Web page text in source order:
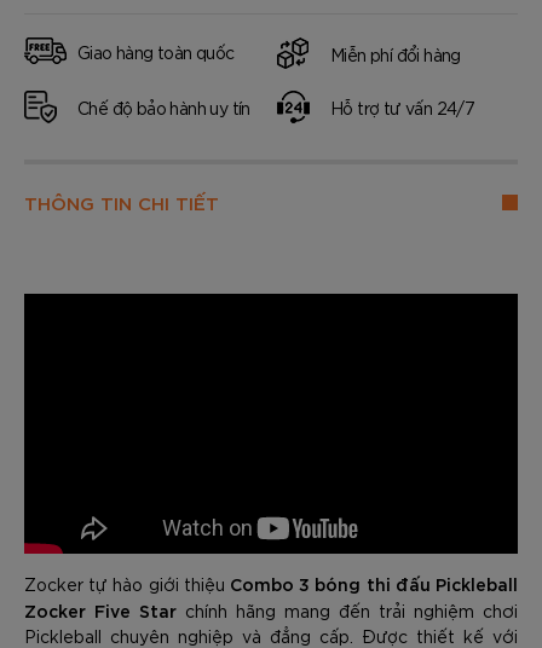
Giao hàng toàn quốc Miễn phí đổi hàng
Chế độ bảo hành uy tín Hỗ trợ tư vấn 24/7
THÔNG TIN CHI TIẾT
Zocker tự hào giới thiệu Combo 3 bóng thi đấu Pickleball
Zocker Five Star chính hãng mang đến trải nghiệm chơi
Pickleball chuyên nghiệp và đẳng cấp. Được thiết kế với